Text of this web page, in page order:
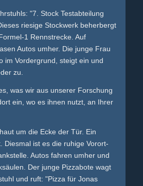
"7. Stock Testabteilung
riesige Stockwerk beherbergt
1 Rennstrecke. Auf
Autos umher. Die junge Frau
im Vordergrund, steigt ein und
zu.
was wir aus unserer Forschung
ein, wo es ihnen nutzt, an Ihrer
um die Ecke der Tür. Ein
Diesmal ist es die ruhige Vorort-
Autos fahren umher und
Der junge Pizzabote wagt
und ruft: "Pizza für Jonas